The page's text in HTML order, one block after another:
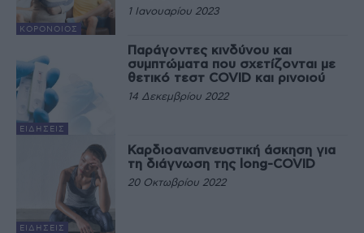
ΚΟΡΟΝΟΙΌΣ
1 Ιανουαρίου 2023
ΕΙΔΉΣΕΙΣ
Παράγοντες κινδύνου και
συμπτώματα που σχετίζονται με
θετικό τεστ COVID και ρινοιού
14 Δεκεμβρίου 2022
ΕΙΔΉΣΕΙΣ
Καρδιοαναπνευστική άσκηση για
τη διάγνωση της long-COVID
20 Οκτωβρίου 2022